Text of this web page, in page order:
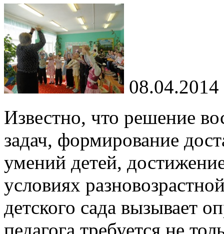
08.04.2014
Известно, что решение
задач, формирование
умений детей,
условиях
детского сада вызывает
педагога требуется не